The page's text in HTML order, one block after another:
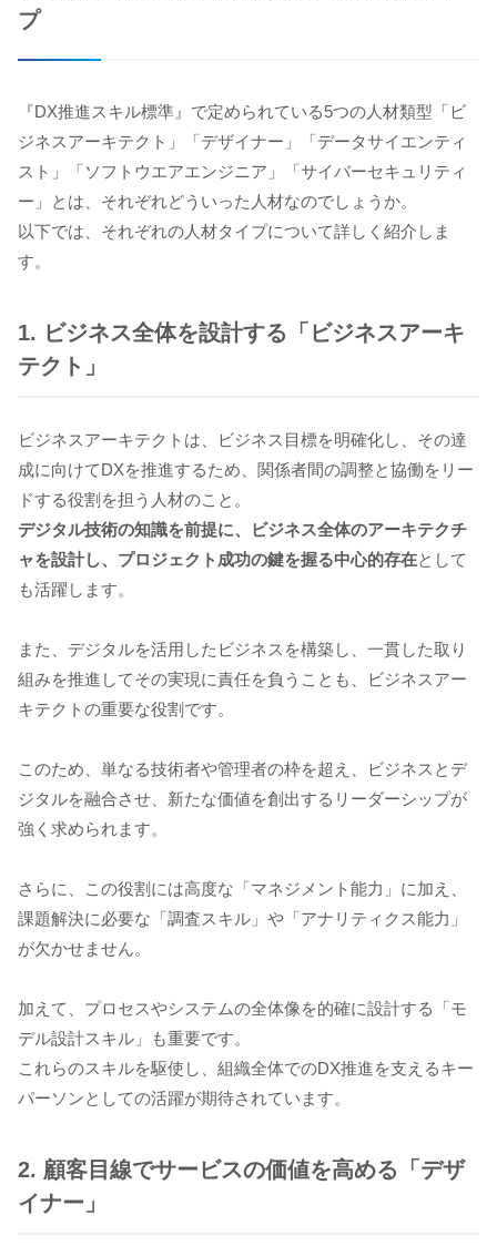
プ
『DX推進スキル標準』で定められている5つの人材類型「ビ
ジネスアーキテクト」「デザイナー」「データサイエンティ
スト」「ソフトウエアエンジニア」「サイバーセキュリティ
ー」とは、それぞれどういった人材なのでしょうか。
以下では、それぞれの人材タイプについて詳しく紹介しま
す。
1. ビジネス全体を設計する「ビジネスアーキ
テクト」
ビジネスアーキテクトは、ビジネス目標を明確化し、その達
成に向けてDXを推進するため、関係者間の調整と協働をリー
ドする役割を担う人材のこと。
デジタル技術の知識を前提に、ビジネス全体のアーキテクチ
ャを設計し、プロジェクト成功の鍵を握る中心的存在として
も活躍します。
また、デジタルを活用したビジネスを構築し、一貫した取り
組みを推進してその実現に責任を負うことも、ビジネスアー
キテクトの重要な役割です。
このため、単なる技術者や管理者の枠を超え、ビジネスとデ
ジタルを融合させ、新たな価値を創出するリーダーシップが
強く求められます。
さらに、この役割には高度な「マネジメント能力」に加え、
課題解決に必要な「調査スキル」や「アナリティクス能力」
が欠かせません。
加えて、プロセスやシステムの全体像を的確に設計する「モ
デル設計スキル」も重要です。
これらのスキルを駆使し、組織全体でのDX推進を支えるキー
パーソンとしての活躍が期待されています。
2. 顧客目線でサービスの価値を高める「デザ
イナー」